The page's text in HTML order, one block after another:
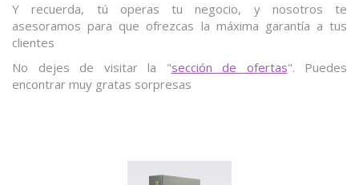
Y recuerda, tú operas tu negocio, y nosotros te
asesoramos para que ofrezcas la máxima garantía a tus
clientes
No dejes de visitar la "sección de ofertas". Puedes
encontrar muy gratas sorpresas